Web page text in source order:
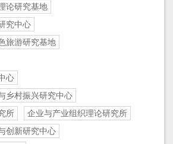
论研究基地
究中心
旅游研究基地
心
乡村振兴研究中心
所
企业与产业组织理论研究所
创新研究中心